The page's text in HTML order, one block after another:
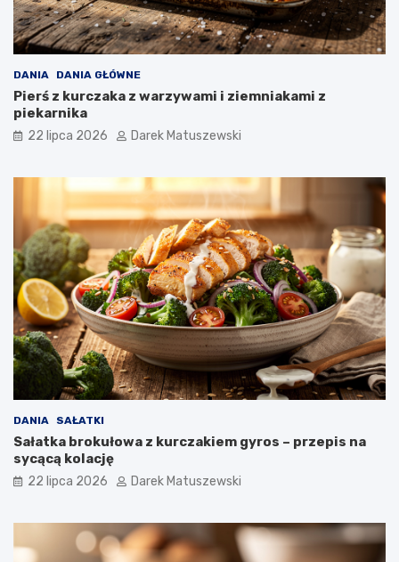
DANIA DANIA GŁÓWNE
Pierś z kurczaka z warzywami i ziemniakami z
piekarnika
22 lipca 2026 Darek Matuszewski
DANIA SAŁATKI
Sałatka brokułowa z kurczakiem gyros – przepis na
sycącą kolację
22 lipca 2026 Darek Matuszewski